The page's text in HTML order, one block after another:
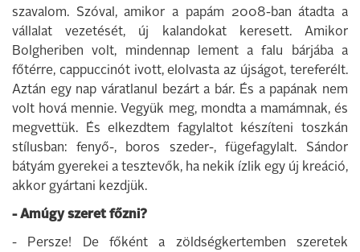
szavalom. Szóval, amikor a papám 2008-ban átadta a
vállalat vezetését, új kalandokat keresett. Amikor
Bolgheriben volt, mindennap lement a falu bárjába a
főtérre, cappuccinót ivott, elolvasta az újságot, tereferélt.
Aztán egy nap váratlanul bezárt a bár. És a papának nem
volt hová mennie. Vegyük meg, mondta a mamámnak, és
megvettük. És elkezdtem fagylaltot készíteni toszkán
stílusban: fenyő-, boros szeder-, fügefagylalt. Sándor
bátyám gyerekei a tesztevők, ha nekik ízlik egy új kreáció,
akkor gyártani kezdjük.
- Amúgy szeret főzni?
- Persze! De főként a zöldségkertemben szeretek